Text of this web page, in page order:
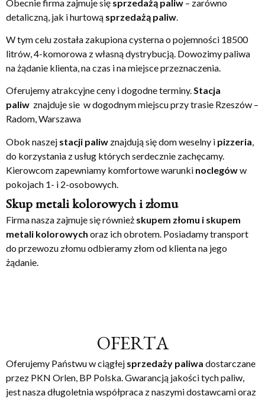
Obecnie firma zajmuje się sprzedażą paliw – zarówno
detaliczną, jak i hurtową sprzedażą paliw
W tym celu została zakupiona cysterna o pojemności 18500
litrów, 4-komorowa z własną dystrybucją. Dowozimy paliwa
na żądanie klienta, na czas i na miejsce przeznaczenia.
Oferujemy atrakcyjne ceny i dogodne terminy.Stacja
paliw znajduje sie w dogodnym miejscu przy trasie Rzeszów –
Radom, Warszawa
Obok naszej stacji paliw znajdują się dom weselny i pizzeria
do korzystania z usług których serdecznie zachęcamy.
Kierowcom zapewniamy komfortowe warunki noclegóww
pokojach 1- i 2-osobowych.
Skup metali kolorowych i złomu
Firma nasza zajmuje się również skupem złomu i skupem
metali kolorowych oraz ich obrotem. Posiadamy transport
do przewozu złomu odbieramy złom od klienta na jego
żądanie.
OFERTA
Oferujemy Państwu w ciągłej sprzedaży paliwa dostarczane
przez PKN Orlen, BP Polska. Gwarancją jakości tych paliw,
jest nasza długoletnia współpraca z naszymi dostawcami oraz